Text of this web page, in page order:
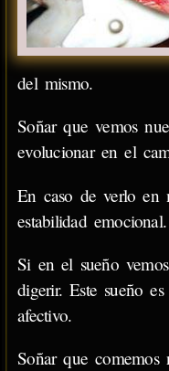
del mismo.
Soñar que vemos
evolucionar en el
En caso de verlo en
estabilidad emocional.
Si en el sueño
digerir. Este sueño
afectivo.
Soñar que comemos